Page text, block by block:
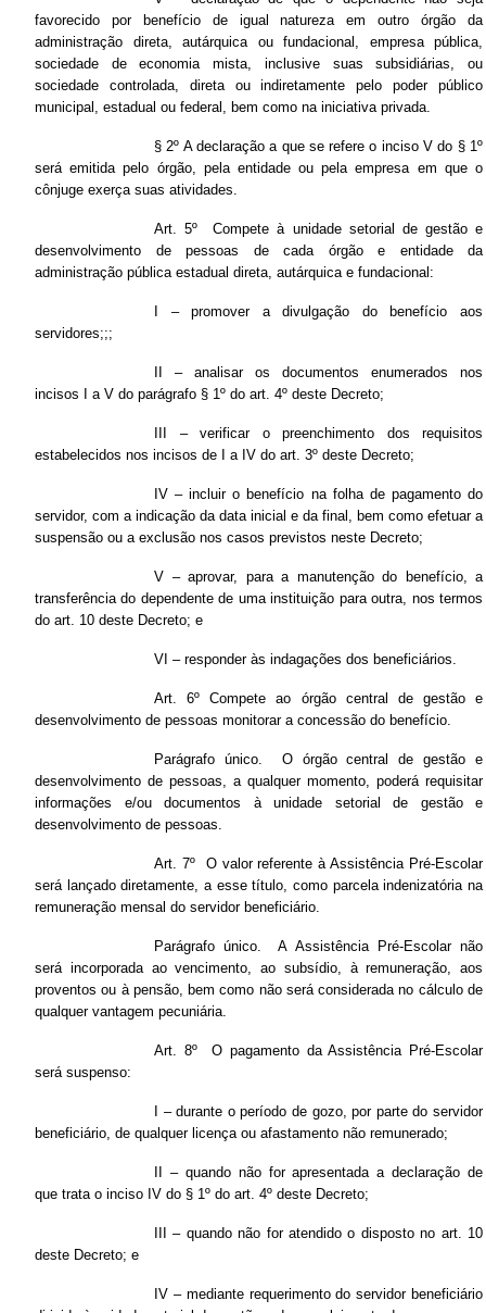
favorecido por benefício de igual natureza em outro órgão da
administração direta, autárquica ou fundacional, empresa pública,
sociedade de economia mista, inclusive suas subsidiárias, ou
sociedade controlada, direta ou indiretamente pelo poder público
municipal, estadual ou federal, bem como na iniciativa privada.
§ 2º A declaração a que se refere o inciso V do § 1º
será emitida pelo órgão, pela entidade ou pela empresa em que o
cônjuge exerça suas atividades.
Art. 5º Compete à unidade setorial de gestão e
desenvolvimento de pessoas de cada órgão e entidade da
administração pública estadual direta, autárquica e fundacional:
I – promover a divulgação do benefício aos
servidores;;;
II – analisar os documentos enumerados nos
incisos I a V do parágrafo § 1º do art. 4º deste Decreto;
III – verificar o preenchimento dos requisitos
estabelecidos nos incisos de I a IV do art. 3º deste Decreto;
IV – incluir o benefício na folha de pagamento do
servidor, com a indicação da data inicial e da final, bem como efetuar a
suspensão ou a exclusão nos casos previstos neste Decreto;
V – aprovar, para a manutenção do benefício, a
transferência do dependente de uma instituição para outra, nos termos
do art. 10 deste Decreto; e
VI – responder às indagações dos beneficiários.
Art. 6º Compete ao órgão central de gestão e
desenvolvimento de pessoas monitorar a concessão do benefício.
Parágrafo único. O órgão central de gestão e
desenvolvimento de pessoas, a qualquer momento, poderá requisitar
informações e/ou documentos à unidade setorial de gestão e
desenvolvimento de pessoas.
Art. 7º O valor referente à Assistência Pré-Escolar
será lançado diretamente, a esse título, como parcela indenizatória na
remuneração mensal do servidor beneficiário.
Parágrafo único. A Assistência Pré-Escolar não
será incorporada ao vencimento, ao subsídio, à remuneração, aos
proventos ou à pensão, bem como não será considerada no cálculo de
qualquer vantagem pecuniária.
Art. 8º O pagamento da Assistência Pré-Escolar
será suspenso:
I – durante o período de gozo, por parte do servidor
beneficiário, de qualquer licença ou afastamento não remunerado;
II – quando não for apresentada a declaração de
que trata o inciso IV do § 1º do art. 4º deste Decreto;
III – quando não for atendido o disposto no art. 10
deste Decreto; e
IV – mediante requerimento do servidor beneficiário